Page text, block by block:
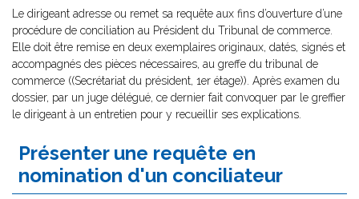
Le dirigeant adresse ou remet sa requête aux fins d’ouverture d’une
procédure de conciliation au Président du Tribunal de commerce.
Elle doit être remise en deux exemplaires originaux, datés, signés et
accompagnés des pièces nécessaires, au greffe du tribunal de
commerce ((Secrétariat du président, 1er étage)). Après examen du
dossier, par un juge délégué, ce dernier fait convoquer par le greffier
le dirigeant à un entretien pour y recueillir ses explications.
Présenter une requête en
nomination d'un conciliateur